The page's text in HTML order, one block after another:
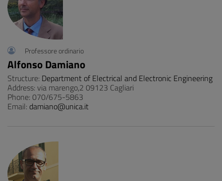
Professore ordinario
Alfonso Damiano
Structure: Department of Electrical and Electronic Engineering
Address: via marengo,2 09123 Cagliari
Phone: 070/675-5863
Email: damiano@unica.it